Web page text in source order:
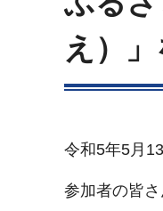
え）
令和5年5月
参加者の皆